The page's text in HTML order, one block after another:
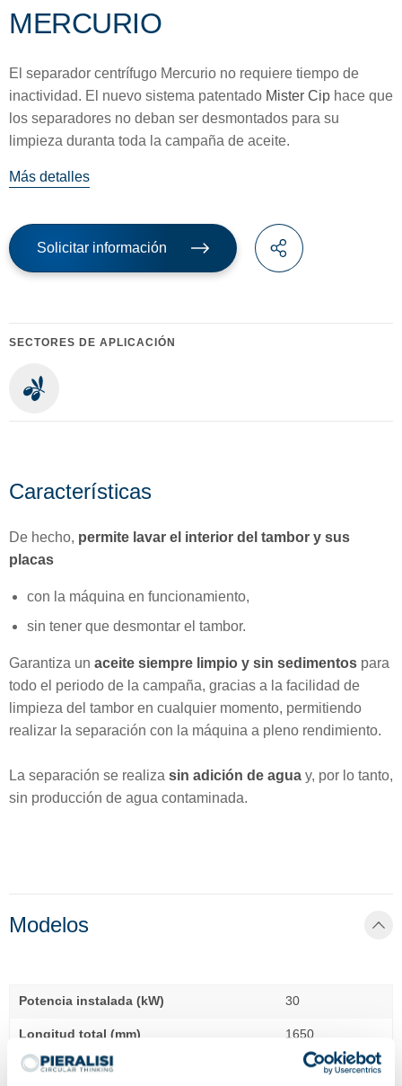
MERCURIO
El separador centrífugo Mercurio no requiere tiempo de
inactividad. El nuevo sistema patentado Mister Cip hace que
los separadores no deban ser desmontados para su
limpieza duranta toda la campaña de aceite.
Más detalles
Solicitar información
SECTORES DE APLICACIÓN
Características
De hecho, permite lavar el interior del tambor y sus
placas
con la máquina en funcionamiento,
sin tener que desmontar el tambor.
Garantiza un aceite siempre limpio y sin sedimentos para
todo el periodo de la campaña, gracias a la facilidad de
limpieza del tambor en cualquier momento, permitiendo
realizar la separación con la máquina a pleno rendimiento.
La separación se realiza sin adición de agua y, por lo tanto,
sin producción de agua contaminada.
Modelos
Potencia instalada (kW) 30
Longitud total (mm) 1650
Anchura total (mm) 1690